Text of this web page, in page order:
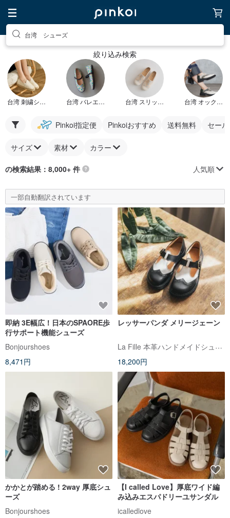
台湾 シューズ
絞り込み検索
台湾 刺繍シューズ 台湾 バレエシューズ 台湾 スリッポン 台湾 オックスフォードシューズ
Pinkoi指定便 Pinkoiおすすめ 送料無料 セー
サイズ 素材 カラー
の検索結果：8,000+ 件 人気順
一部自動翻訳されています
即納 3E幅広！日本のSPAORE歩
行サポート機能シューズ
Bonjourshoes
8,471円
レッサーパンダ メリージェーン
La Fille 本革ハンドメイドシューズ
18,200円
かかとが踏める ! 2way 厚底シュ
ーズ
Bonjourshoes
【I called Love】厚底ワイド編
み込みエスパドリーユサンダル
icalledlove